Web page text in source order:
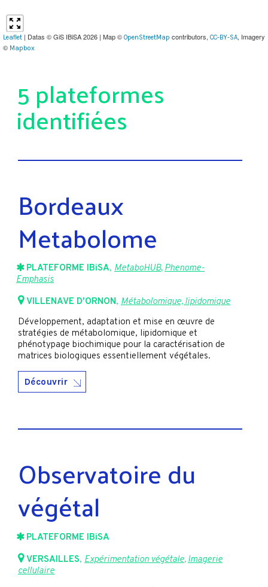
Leaflet | Datas © GiS IBiSA 2026 | Map © OpenStreetMap contributors, CC-BY-SA, Imagery
© Mapbox
5 plateformes
identifiées
Bordeaux
Metabolome
PLATEFORME IBiSA, MetaboHUB,Phenome-
Emphasis
VILLENAVE D'ORNON, Métabolomique, lipidomique
Développement, adaptation et mise en œuvre de
stratégies de métabolomique, lipidomique et
phénotypage biochimique pour la caractérisation de
matrices biologiques essentiellement végétales.
Découvrir
Observatoire du
végétal
PLATEFORME IBiSA
VERSAILLES, Expérimentation végétale, Imagerie
cellulaire